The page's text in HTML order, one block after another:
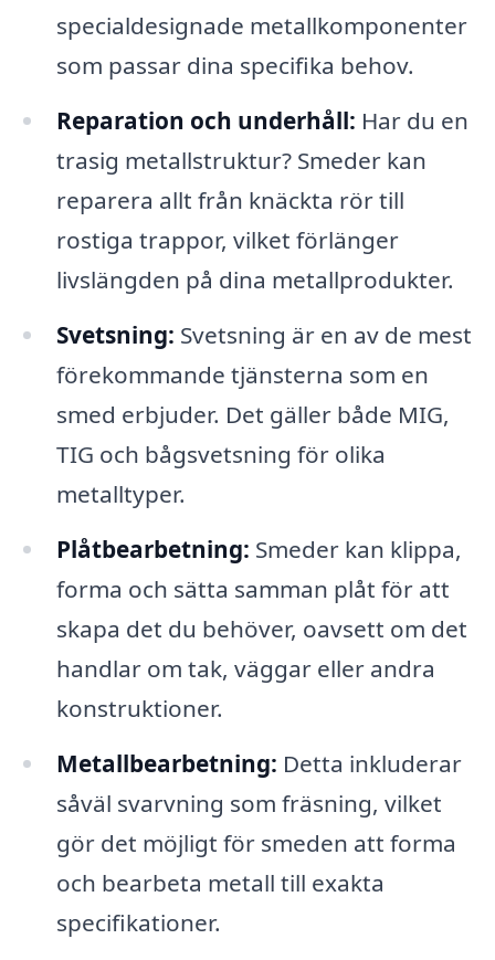
specialdesignade metallkomponenter
som passar dina specifika behov.
Reparation och underhåll: Har du en
trasig metallstruktur? Smeder kan
reparera allt från knäckta rör till
rostiga trappor, vilket förlänger
livslängden på dina metallprodukter.
Svetsning: Svetsning är en av de mest
förekommande tjänsterna som en
smed erbjuder. Det gäller både MIG,
TIG och bågsvetsning för olika
metalltyper.
Plåtbearbetning: Smeder kan klippa,
forma och sätta samman plåt för att
skapa det du behöver, oavsett om det
handlar om tak, väggar eller andra
konstruktioner.
Metallbearbetning: Detta inkluderar
såväl svarvning som fräsning, vilket
gör det möjligt för smeden att forma
och bearbeta metall till exakta
specifikationer.